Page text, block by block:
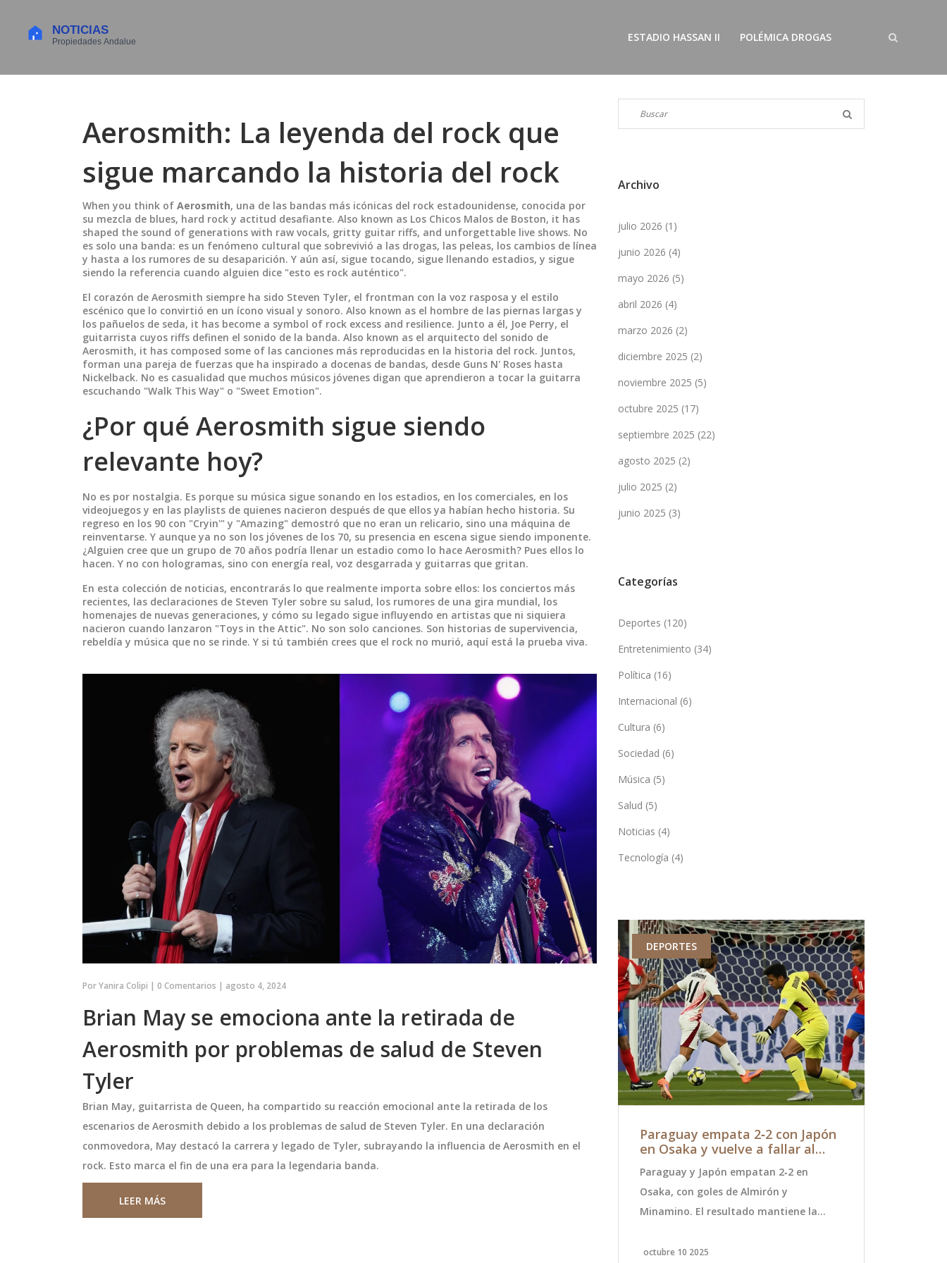
ESTADIO HASSAN II POLÉMICA DROGAS
Aerosmith: La leyenda del rock que
sigue marcando la historia del rock
When you think of Aerosmith, una de las bandas más icónicas del rock estadounidense, conocida por
su mezcla de blues, hard rock y actitud desafiante. Also known as Los Chicos Malos de Boston, it has
shaped the sound of generations with raw vocals, gritty guitar riffs, and unforgettable live shows. No
es solo una banda: es un fenómeno cultural que sobrevivió a las drogas, las peleas, los cambios de línea
y hasta a los rumores de su desaparición. Y aún así, sigue tocando, sigue llenando estadios, y sigue
siendo la referencia cuando alguien dice "esto es rock auténtico".
El corazón de Aerosmith siempre ha sido Steven Tyler, el frontman con la voz rasposa y el estilo
escénico que lo convirtió en un ícono visual y sonoro. Also known as el hombre de las piernas largas y
los pañuelos de seda, it has become a symbol of rock excess and resilience. Junto a él, Joe Perry, el
guitarrista cuyos riffs definen el sonido de la banda. Also known as el arquitecto del sonido de
Aerosmith, it has composed some of las canciones más reproducidas en la historia del rock. Juntos,
forman una pareja de fuerzas que ha inspirado a docenas de bandas, desde Guns N' Roses hasta
Nickelback. No es casualidad que muchos músicos jóvenes digan que aprendieron a tocar la guitarra
escuchando "Walk This Way" o "Sweet Emotion".
¿Por qué Aerosmith sigue siendo
relevante hoy?
No es por nostalgia. Es porque su música sigue sonando en los estadios, en los comerciales, en los
videojuegos y en las playlists de quienes nacieron después de que ellos ya habían hecho historia. Su
regreso en los 90 con "Cryin'" y "Amazing" demostró que no eran un relicario, sino una máquina de
reinventarse. Y aunque ya no son los jóvenes de los 70, su presencia en escena sigue siendo imponente.
¿Alguien cree que un grupo de 70 años podría llenar un estadio como lo hace Aerosmith? Pues ellos lo
hacen. Y no con hologramas, sino con energía real, voz desgarrada y guitarras que gritan.
En esta colección de noticias, encontrarás lo que realmente importa sobre ellos: los conciertos más
recientes, las declaraciones de Steven Tyler sobre su salud, los rumores de una gira mundial, los
homenajes de nuevas generaciones, y cómo su legado sigue influyendo en artistas que ni siquiera
nacieron cuando lanzaron "Toys in the Attic". No son solo canciones. Son historias de supervivencia,
rebeldía y música que no se rinde. Y si tú también crees que el rock no murió, aquí está la prueba viva.
PorYanira Colipi | 0 Comentarios | agosto 4, 2024
Brian May se emociona ante la retirada de
Aerosmith por problemas de salud de Steven
Tyler
Brian May, guitarrista de Queen, ha compartido su reacción emocional ante la retirada de los
escenarios de Aerosmith debido a los problemas de salud de Steven Tyler. En una declaración
conmovedora, May destacó la carrera y legado de Tyler, subrayando la influencia de Aerosmith en el
rock. Esto marca el fin de una era para la legendaria banda.
LEER MÁS
Archivo
julio 2026 (1)
junio 2026 (4)
mayo 2026 (5)
abril 2026 (4)
marzo 2026 (2)
diciembre 2025 (2)
noviembre 2025 (5)
octubre 2025 (17)
septiembre 2025 (22)
agosto 2025 (2)
julio 2025 (2)
junio 2025 (3)
Categorías
Deportes (120)
Entretenimiento (34)
Política (16)
Internacional (6)
Cultura (6)
Sociedad (6)
Música (5)
Salud (5)
Noticias (4)
Tecnología (4)
Sánchez en
de televisión,
DEPORTES
Colombia afronta duelos claves
ante Perú y Argentina en las
Eliminatorias CONMEBOL 2025
La selección colombiana se juega buena
MÚSICA Y ESPECTÁCULOS
Polo & Pan llega a Santiago el 5
de noviembre de 2025 con su
DEPORTES
Paraguay empata 2‑2 con Japón
en Osaka y vuelve a fallar al
Paraguay y Japón empatan 2‑2 en
Osaka, con goles de Almirón y
Minamino. El resultado mantiene la
territorio japonés.
octubre 10 2025